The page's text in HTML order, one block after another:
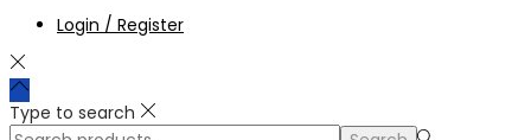
Login / Register
Type to search
Search